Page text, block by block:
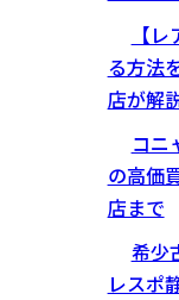
【
る方法
店が解
コニ
の高価
店まで
希少
レスポ